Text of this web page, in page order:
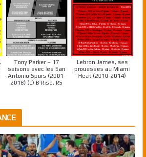
Tony Parker – 17
saisons avec les San
Antonio Spurs (2001-
2018) (c) B-Rise, RS
Lebron James, ses
prouesses au Miami
Heat (2010-2014)